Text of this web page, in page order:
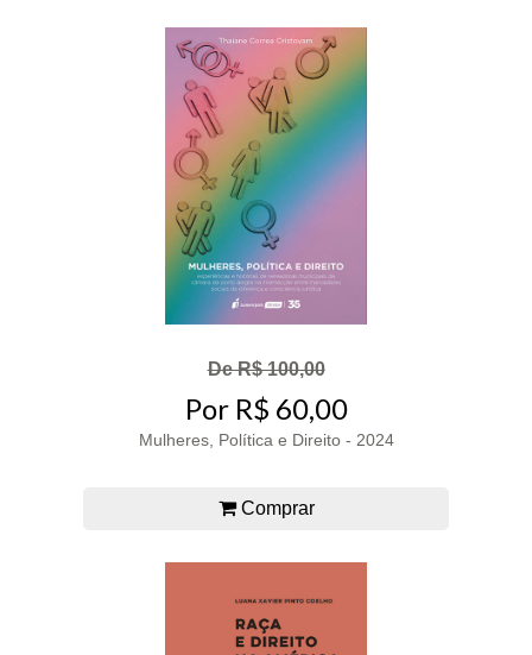
De R$ 100,00
Por R$ 60,00
Mulheres, Política e Direito - 2024
Comprar